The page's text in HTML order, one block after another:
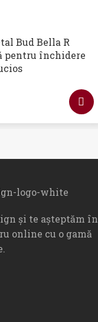
Bud Bella R
pentru închidere
și te așteptăm în
online cu o gamă